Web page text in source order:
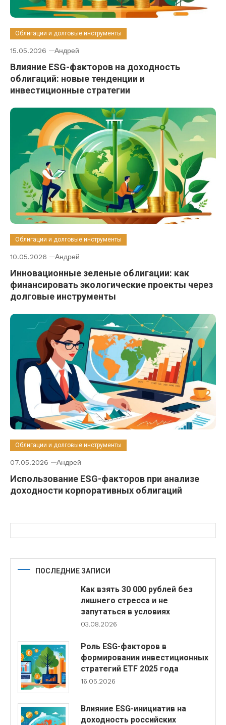
Облигации и долговые инструменты
15.05.2026 Андрей
Влияние ESG-факторов на доходность
облигаций: новые тенденции и
инвестиционные стратегии
Облигации и долговые инструменты
10.05.2026 Андрей
Инновационные зеленые облигации: как
финансировать экологические проекты через
долговые инструменты
Облигации и долговые инструменты
07.05.2026 Андрей
Использование ESG-факторов при анализе
доходности корпоративных облигаций
ПОСЛЕДНИЕ ЗАПИСИ
Как взять 30 000 рублей без
лишнего стресса и не
запутаться в условиях
03.08.2026
Роль ESG-факторов в
формировании инвестиционных
стратегий ETF 2025 года
16.05.2026
Влияние ESG-инициатив на
доходность российских